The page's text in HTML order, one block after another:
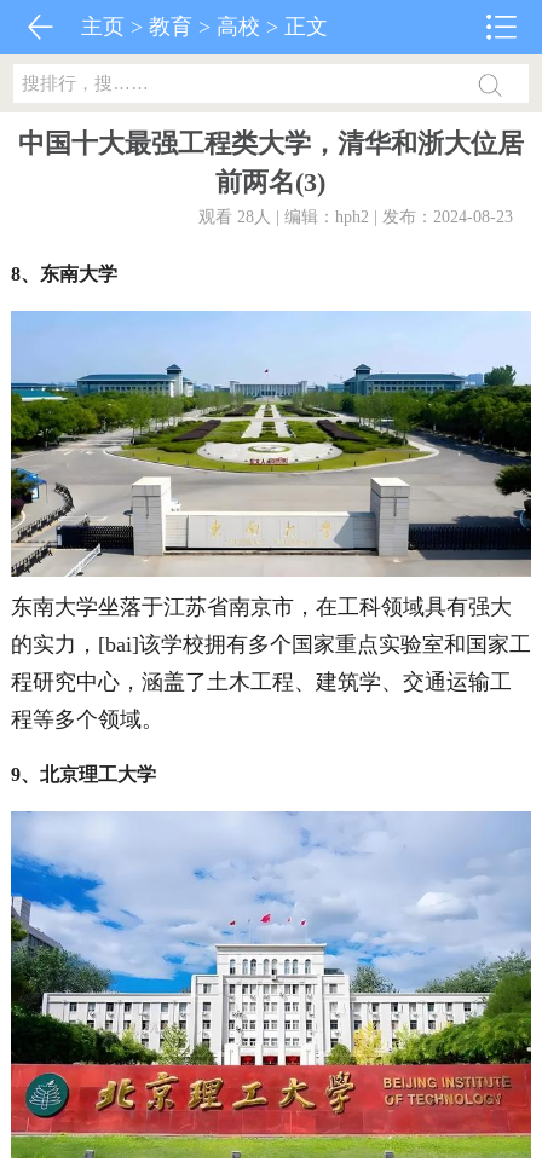
主页 >教育 > 高校 > 正文
中国十大最强工程类大学，清华和浙大位居
前两名(3)
观看 28人 | 编辑：hph2 | 发布：2024-08-23
8、东南大学
东南大学坐落于江苏省南京市，在工科领域具有强大
的实力，[bai]该学校拥有多个国家重点实验室和国家工
程研究中心，涵盖了土木工程、建筑学、交通运输工
程等多个领域。
9、北京理工大学